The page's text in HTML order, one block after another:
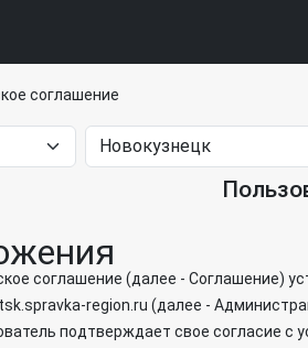
соглашение
соглашение (далее - Соглашение)
region.ru (далее -
подтверждает свое согласие